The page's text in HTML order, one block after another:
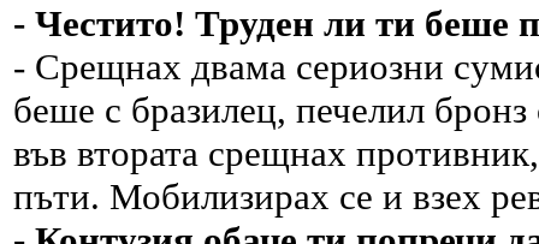
- Честито! Труден ли ти беше
- Срещнах двама сериозни
беше с бразилец, печелил
във втората срещнах
пъти. Мобилизирах се и взех